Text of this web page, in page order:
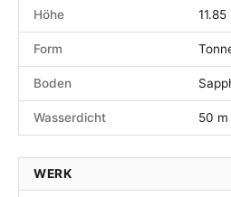
Höhe 11.85
Form
Boden
Wasserdicht 50 m
WERK